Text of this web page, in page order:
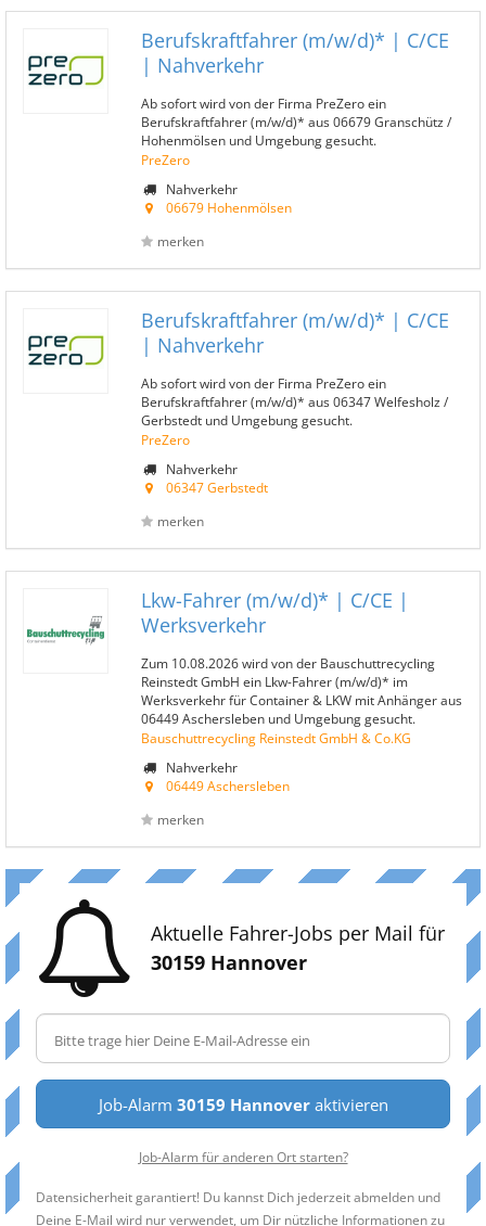
Berufskraftfahrer (m/w/d)* | C/CE
| Nahverkehr
Ab sofort wird von der Firma PreZero ein
Berufskraftfahrer (m/w/d)* aus 06679 Granschütz /
Hohenmölsen und Umgebung gesucht.
PreZero
Nahverkehr
06679 Hohenmölsen
merken
Berufskraftfahrer (m/w/d)* | C/CE
| Nahverkehr
Ab sofort wird von der Firma PreZero ein
Berufskraftfahrer (m/w/d)* aus 06347 Welfesholz /
Gerbstedt und Umgebung gesucht.
PreZero
Nahverkehr
06347 Gerbstedt
merken
Lkw-Fahrer (m/w/d)* | C/CE |
Werksverkehr
Zum 10.08.2026 wird von der Bauschuttrecycling
Reinstedt GmbH ein Lkw-Fahrer (m/w/d)* im
Werksverkehr für Container & LKW mit Anhänger aus
06449 Aschersleben und Umgebung gesucht.
Bauschuttrecycling Reinstedt GmbH & Co.KG
Nahverkehr
06449 Aschersleben
merken
Aktuelle Fahrer-Jobs per Mail für
30159 Hannover
Job-Alarm 30159 Hannoveraktivieren
Job-Alarm für anderen Ort starten?
Datensicherheit garantiert! Du kannst Dich jederzeit abmelden und
Deine E-Mail wird nur verwendet, um Dir nützliche Informationen zu